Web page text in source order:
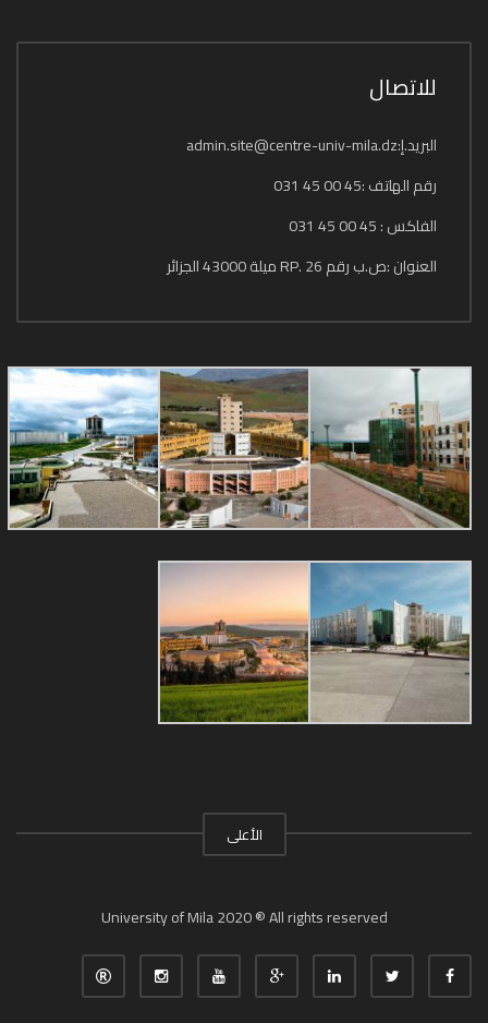
للاتصال
البريد.إ:admin.site@centre-univ-mila.dz
رقم الهاتف :45 00 45 031
الفاكس : 45 00 45 031
العنوان :ص.ب رقم 26 .RP ميلة 43000 الجزائر
الأعلى
University of Mila 2020 ® All rights reserved